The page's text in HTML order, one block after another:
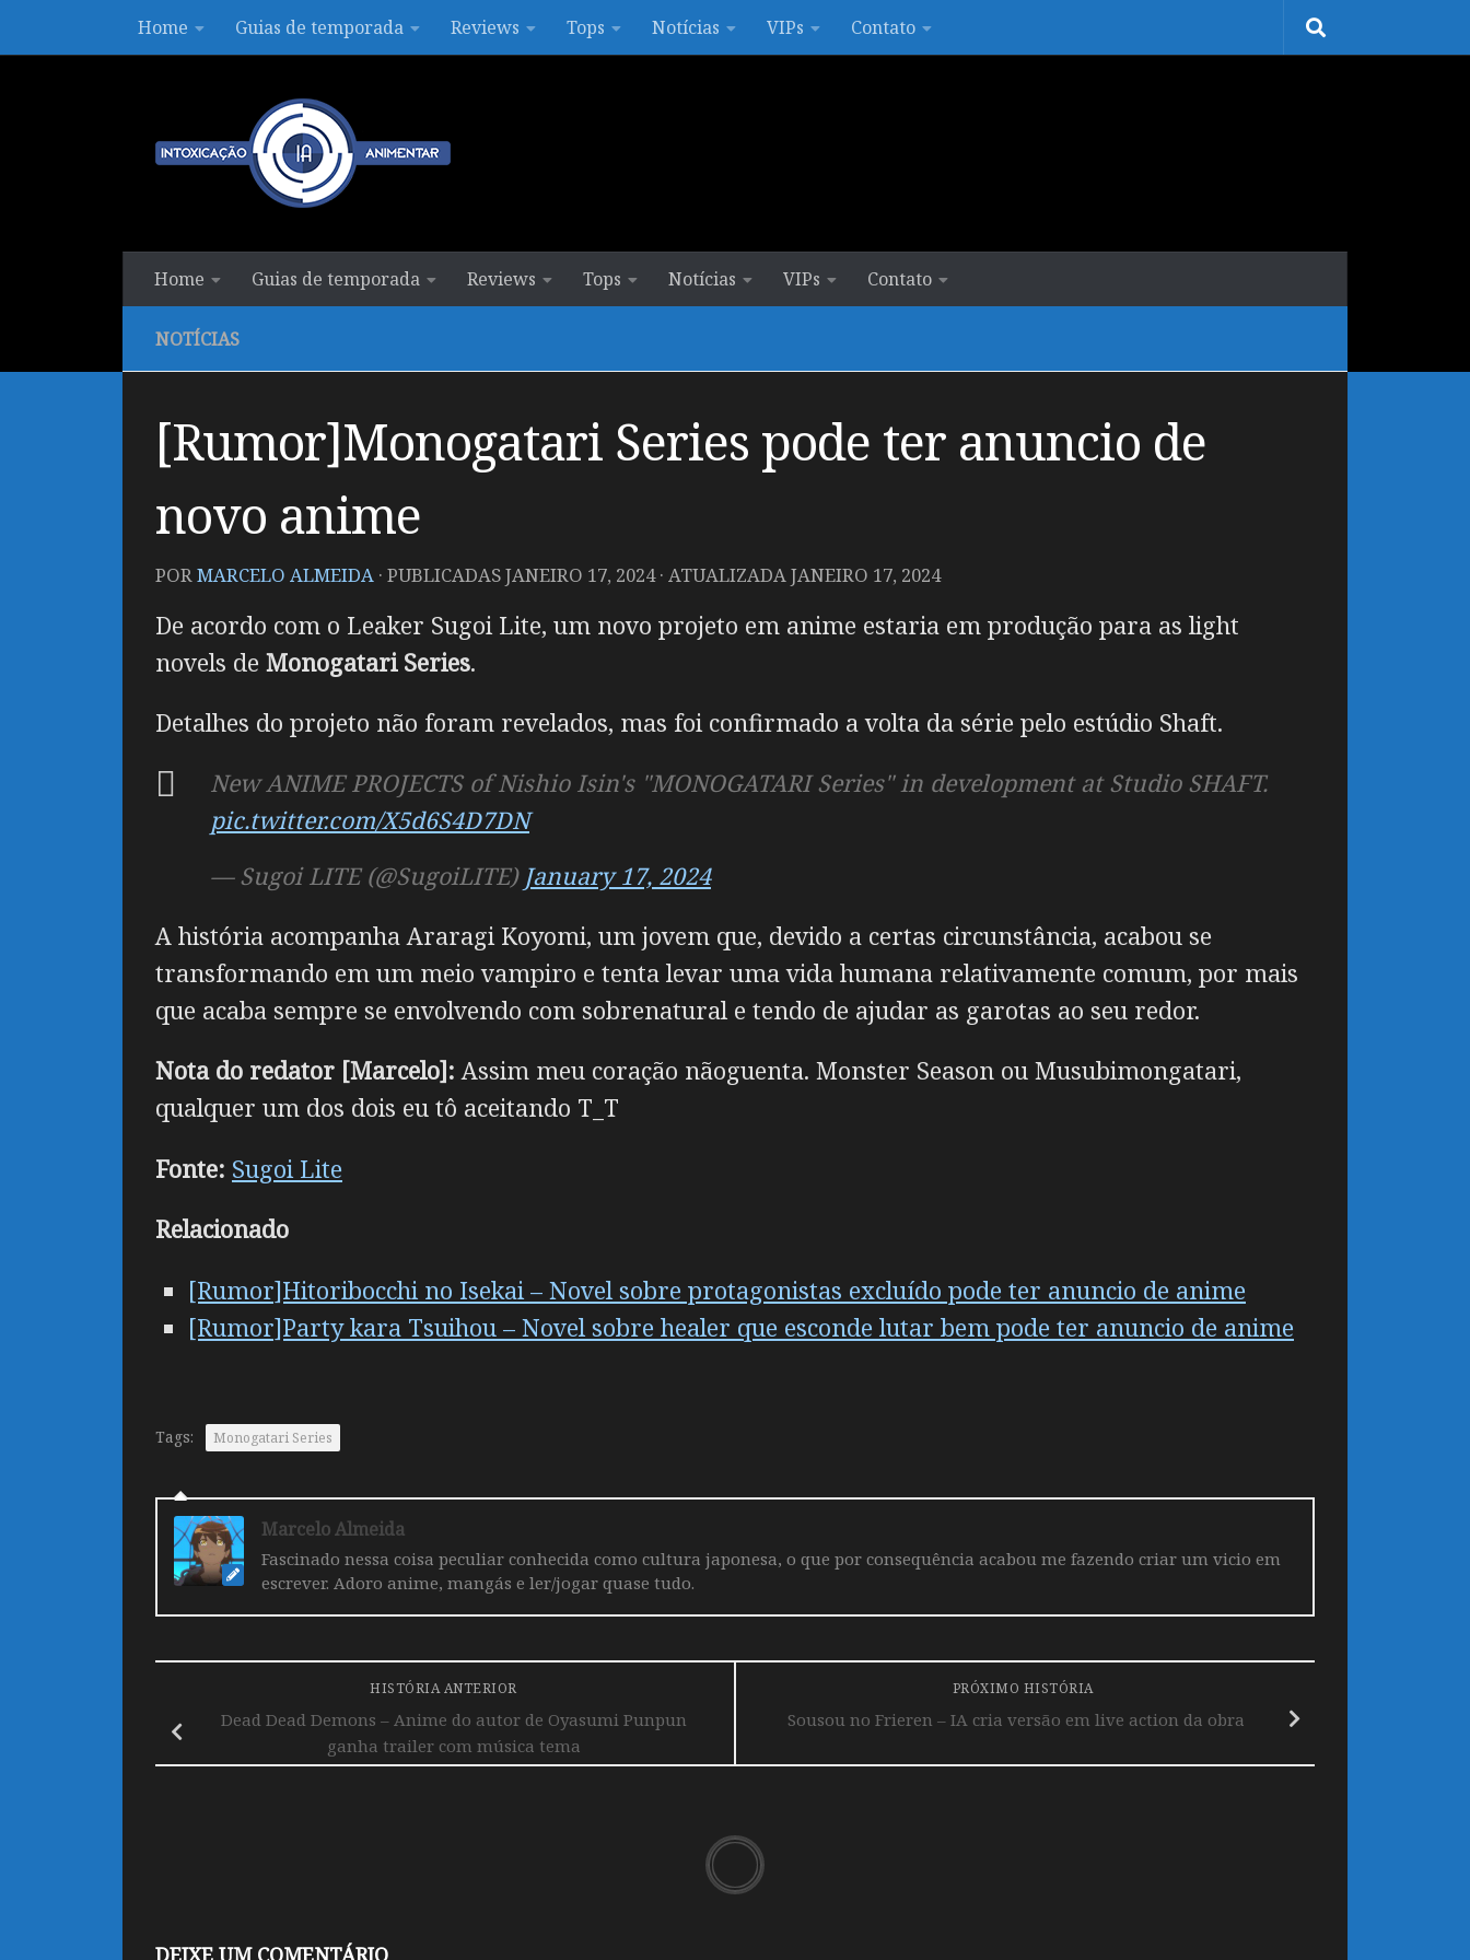
Skip to contentHome Guias de temporada Reviews Tops Notícias VIPs Contato
Home Guias de temporada Reviews Tops Notícias VIPs Contato
NOTÍCIAS
[Rumor]Monogatari Series pode ter anuncio de
novo anime
PORMARCELO ALMEIDA · PUBLICADASJANEIRO 17, 2024· ATUALIZADAJANEIRO 17, 2024
De acordo com o Leaker Sugoi Lite, um novo projeto em anime estaria em produção para as light
novels de Monogatari Series.
Detalhes do projeto não foram revelados, mas foi confirmado a volta da série pelo estúdio Shaft.
New ANIME PROJECTS of Nishio Isin's "MONOGATARI Series" in development at Studio SHAFT.
pic.twitter.com/X5d6S4D7DN
— Sugoi LITE (@SugoiLITE) January 17, 2024
A história acompanha Araragi Koyomi, um jovem que, devido a certas circunstância, acabou se
transformando em um meio vampiro e tenta levar uma vida humana relativamente comum, por mais
que acaba sempre se envolvendo com sobrenatural e tendo de ajudar as garotas ao seu redor.
Nota do redator [Marcelo]: Assim meu coração nãoguenta. Monster Season ou Musubimongatari,
qualquer um dos dois eu tô aceitando T_T
Fonte: Sugoi Lite
Relacionado
[Rumor]Hitoribocchi no Isekai – Novel sobre protagonistas excluído pode ter anuncio de anime
[Rumor]Party kara Tsuihou – Novel sobre healer que esconde lutar bem pode ter anuncio de anime
Tags: Monogatari Series
Marcelo Almeida
Fascinado nessa coisa peculiar conhecida como cultura japonesa, o que por consequência acabou me fazendo criar um vicio em
escrever. Adoro anime, mangás e ler/jogar quase tudo.
PRÓXIMO HISTÓRIA
Sousou no Frieren – IA cria versão em live action da obra
HISTÓRIA ANTERIOR
Dead Dead Demons – Anime do autor de Oyasumi Punpun
ganha trailer com música tema
DEIXE UM COMENTÁRIO